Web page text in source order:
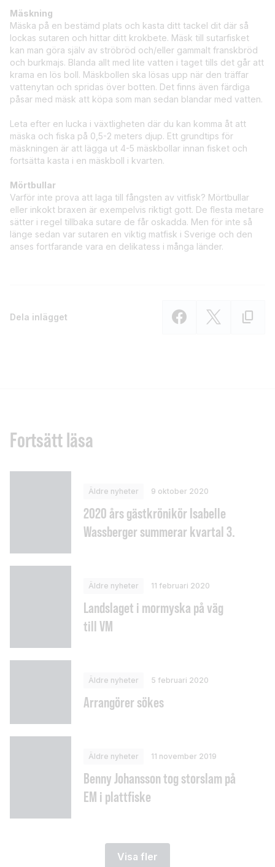
Mäskning
Mäska på en bestämd plats och kasta ditt tackel dit där så
lockas sutaren och hittar ditt krokbete. Mäsk till sutarfisket
kan man göra själv av ströbröd och/eller gammalt franskbröd
och burkmajs. Blanda allt med lite vatten i taget tills det går att
krama en lös boll. Mäskbollen ska lösas upp när den träffar
vattenytan och spridas över botten. Det finns även färdiga
påsar med mäsk att köpa som man sedan blandar med vatten.
Leta efter en lucka i växtligheten där du kan komma åt att
mäska och fiska på 0,5-2 meters djup. Ett grundtips för
mäskningen är att lägga ut 4-5 mäskbollar innan fisket och
fortsätta kasta i en mäskboll i kvarten.
Mörtbullar
Varför inte prova att laga till fångsten av vitfisk? Mörtbullar
eller inkokt braxen är exempelvis riktigt gott. De flesta metare
sätter i regel tillbaka sutare de får oskadda. Men för inte så
länge sedan var sutaren en viktig matfisk i Sverige och den
anses fortfarande vara en delikatess i många länder.
Dela inlägget
Fortsätt läsa
Äldre nyheter 9 oktober 2020
2020 års gästkrönikör Isabelle
Wassberger summerar kvartal 3.
Äldre nyheter 11 februari 2020
Landslaget i mormyska på väg
till VM
Äldre nyheter 5 februari 2020
Arrangörer sökes
Äldre nyheter 11 november 2019
Benny Johansson tog storslam på
EM i plattfiske
Visa fler